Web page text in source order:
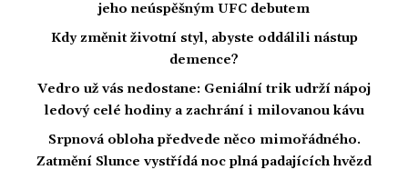
jeho neúspěšným UFC debutem
Kdy změnit životní styl, abyste oddálili nástup
demence?
Vedro už vás nedostane: Geniální trik udrží nápoj
ledový celé hodiny a zachrání i milovanou kávu
Srpnová obloha předvede něco mimořádného.
Zatmění Slunce vystřídá noc plná padajících hvězd